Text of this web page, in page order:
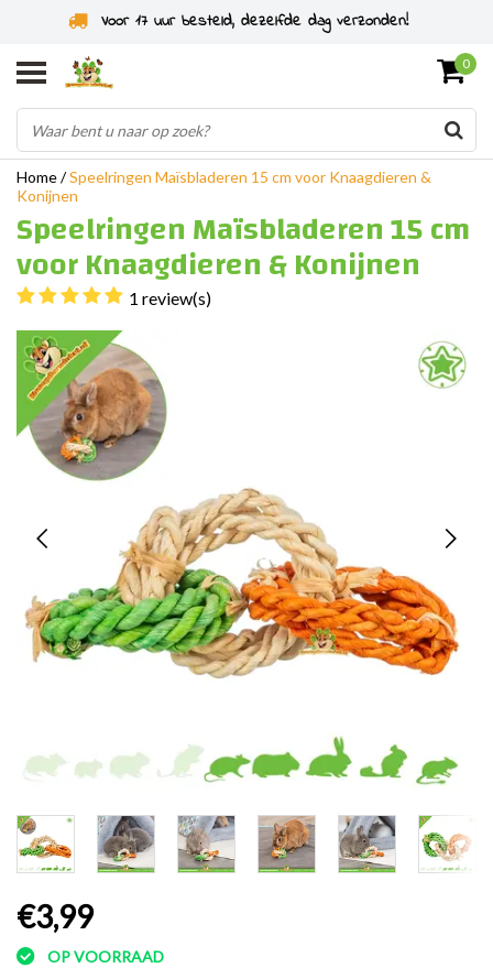
Specialist in knaagdieren sinds 2011
0
Home/Speelringen Maïsbladeren 15 cm voor Knaagdieren &
Konijnen
Speelringen Maïsbladeren 15 cm
voor Knaagdieren & Konijnen
1 review(s)
€3,99
OP VOORRAAD